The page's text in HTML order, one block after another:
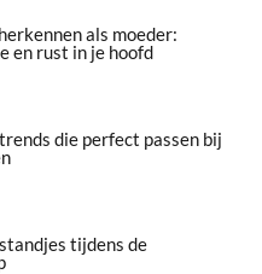
als moeder:
en rust in je hoofd
die perfect passen bij
tijdens de